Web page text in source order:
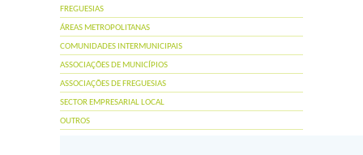
FREGUESIAS
ÁREAS METROPOLITANAS
COMUNIDADES INTERMUNICIPAIS
ASSOCIAÇÕES DE MUNICÍPIOS
ASSOCIAÇÕES DE FREGUESIAS
SECTOR EMPRESARIAL LOCAL
OUTROS